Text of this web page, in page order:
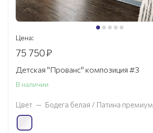
Цена:
75 750₽
Детская "Прованс" композиция #3
В наличии
Цвет — Бодега белая / Патина премиум